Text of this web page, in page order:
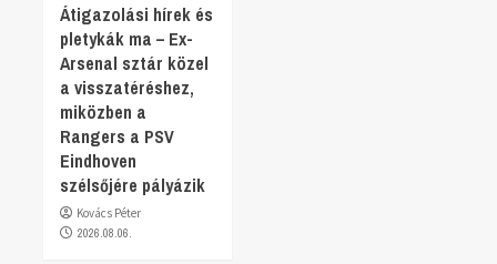
Átigazolási hírek és
pletykák ma – Ex-
Arsenal sztár közel
a visszatéréshez,
miközben a
Rangers a PSV
Eindhoven
szélsőjére pályázik
Kovács Péter
2026.08.06.